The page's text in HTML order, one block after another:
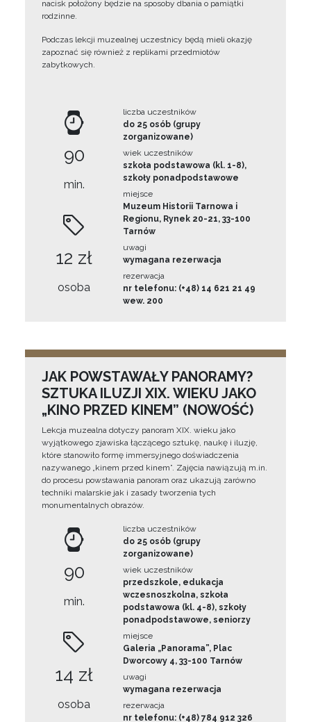
nacisk położony będzie na sposoby dbania o pamiątki
rodzinne.
Podczas lekcji muzealnej uczestnicy będą mieli okazję
zapoznać się również z replikami przedmiotów
zabytkowych.
90
min.
12 zł
osoba
liczba uczestników
do 25 osób (grupy
zorganizowane)
wiek uczestników
szkoła podstawowa (kl. 1-8),
szkoły ponadpodstawowe
miejsce
Muzeum Historii Tarnowa i
Regionu, Rynek 20-21, 33-100
Tarnów
uwagi
wymagana rezerwacja
rezerwacja
nr telefonu: (+48) 14 621 21 49
wew. 200
JAK POWSTAWAŁY PANORAMY?
SZTUKA ILUZJI XIX. WIEKU JAKO
„KINO PRZED KINEM” (NOWOŚĆ)
Lekcja muzealna dotyczy panoram XIX. wieku jako
wyjątkowego zjawiska łączącego sztukę, naukę i iluzję,
które stanowiło formę immersyjnego doświadczenia
nazywanego „kinem przed kinem”. Zajęcia nawiązują m.in.
do procesu powstawania panoram oraz ukazują zarówno
techniki malarskie jak i zasady tworzenia tych
monumentalnych obrazów.
90
min.
14 zł
osoba
liczba uczestników
do 25 osób (grupy
zorganizowane)
wiek uczestników
przedszkole, edukacja
wczesnoszkolna, szkoła
podstawowa (kl. 4-8), szkoły
ponadpodstawowe, seniorzy
miejsce
Galeria „Panorama”, Plac
Dworcowy 4, 33-100 Tarnów
uwagi
wymagana rezerwacja
rezerwacja
nr telefonu: (+48) 784 912 326